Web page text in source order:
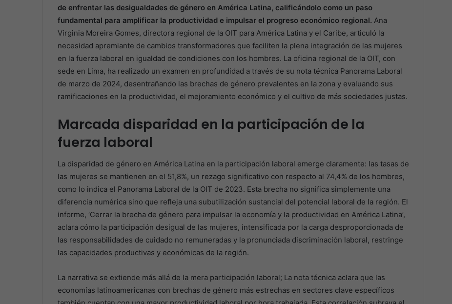
de enfrentar las desigualdades de género en América Latina, calificándolo como un paso
fundamental para amplificar la productividad e impulsar el progreso económico regional. Ana
Virginia Moreira Gomes, directora regional de la OIT para América Latina y el Caribe, articuló la
necesidad apremiante de cambios transformadores que faciliten la plena integración de las mujeres
en la fuerza laboral en igualdad de condiciones con los hombres. La oficina regional de la OIT, con
sede en Lima, ha realizado un examen en profundidad a través de su nota técnica Panorama Laboral
de marzo de 2024, desentrañando las brechas de género prevalentes en la zona y evaluando sus
ramificaciones en la productividad, el mejoramiento económico y el cultivo de más sociedades justas.
Marcada disparidad en la participación de la
fuerza laboral
La disparidad de género en América Latina en la participación laboral emerge claramente: las tasas de
las mujeres se mantienen en el 51,8%, un rezago significativo con respecto al 74,4% de los hombres,
como lo indica el Panorama Laboral de la OIT de 2023. Esta brecha no significa simplemente una
diferencia numérica sino que refleja una subutilización sustancial del potencial laboral de la región. El
informe, ‘Cerrar la brecha de género para impulsar la economía y la productividad en América Latina’,
aclara cómo la participación desigual de las mujeres, intensificada por la carga desproporcionada de
las responsabilidades de cuidado no remuneradas y la pronunciada discriminación laboral, restringe
las capacidades productivas y económicas de la región.
La narrativa se extiende más allá de la mera participación laboral; La nota técnica aclara que las
economías latinoamericanas con brechas de género más estrechas en sectores clave específicos